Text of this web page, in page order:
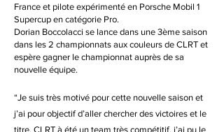
France et pilote expérimenté en Porsche Mobil 1
Supercup en catégorie Pro.
Dorian Boccolacci se lance dans une 3ème saison
dans les 2 championnats aux couleurs de CLRT et
espère gagner le championnat auprès de sa
nouvelle équipe.
“Je suis très motivé pour cette nouvelle saison et
j’ai pour objectif d’aller chercher des victoires et le
titre. CLRT à été un team très compétitif, j’ai pu le